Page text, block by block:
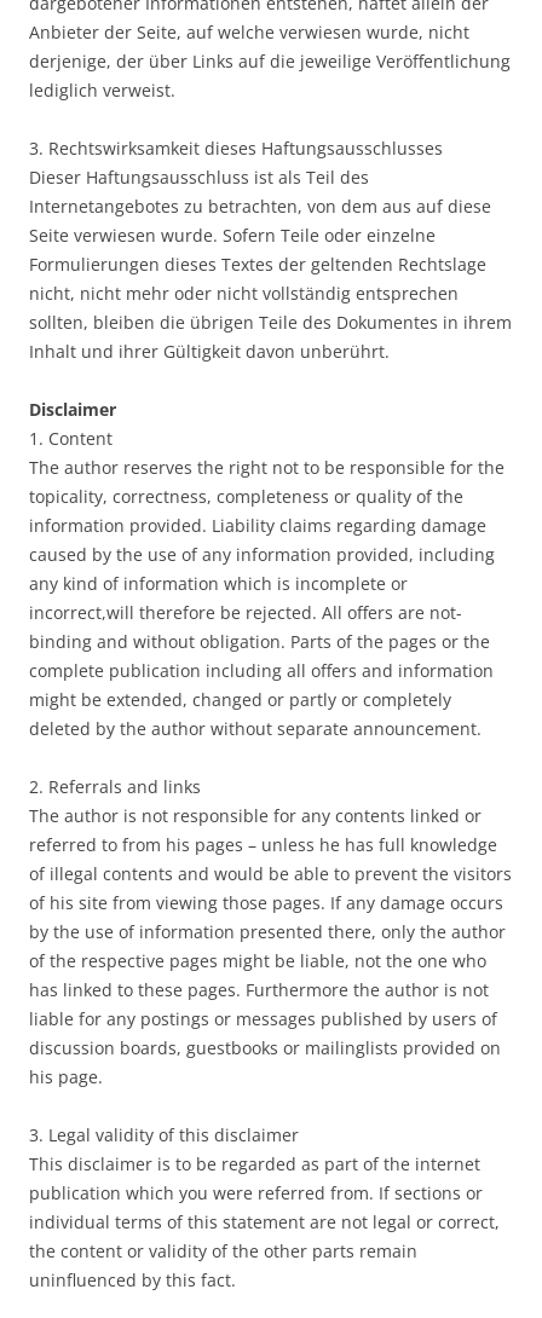
Anbieter der Seite, auf welche verwiesen wurde, nicht
derjenige, der über Links auf die jeweilige Veröffentlichung
lediglich verweist.
3. Rechtswirksamkeit dieses Haftungsausschlusses
Dieser Haftungsausschluss ist als Teil des
Internetangebotes zu betrachten, von dem aus auf diese
Seite verwiesen wurde. Sofern Teile oder einzelne
Formulierungen dieses Textes der geltenden Rechtslage
nicht, nicht mehr oder nicht vollständig entsprechen
sollten, bleiben die übrigen Teile des Dokumentes in ihrem
Inhalt und ihrer Gültigkeit davon unberührt.
Disclaimer
1. Content
The author reserves the right not to be responsible for the
topicality, correctness, completeness or quality of the
information provided. Liability claims regarding damage
caused by the use of any information provided, including
any kind of information which is incomplete or
incorrect,will therefore be rejected. All offers are not-
binding and without obligation. Parts of the pages or the
complete publication including all offers and information
might be extended, changed or partly or completely
deleted by the author without separate announcement.
2. Referrals and links
The author is not responsible for any contents linked or
referred to from his pages – unless he has full knowledge
of illegal contents and would be able to prevent the visitors
of his site from viewing those pages. If any damage occurs
by the use of information presented there, only the author
of the respective pages might be liable, not the one who
has linked to these pages. Furthermore the author is not
liable for any postings or messages published by users of
discussion boards, guestbooks or mailinglists provided on
his page.
3. Legal validity of this disclaimer
This disclaimer is to be regarded as part of the internet
publication which you were referred from. If sections or
individual terms of this statement are not legal or correct,
the content or validity of the other parts remain
uninfluenced by this fact.